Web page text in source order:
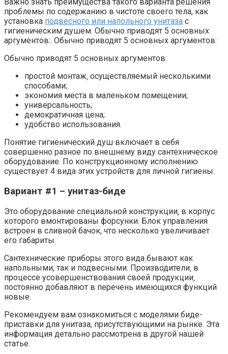
Важно знать преимущества такого варианта решения
проблемы по содержанию в чистоте своего тела, как
установка подвесного или напольного унитаза с
гигиеническим душем. Обычно приводят 5 основных
аргументов:. Обычно приводят 5 основных аргументов:
Обычно приводят 5 основных аргументов:
простой монтаж‚ осуществляемый несколькими
способами;
экономия места в маленьком помещении;
универсальность;
демократичная цена;
удобство использования.
Понятие гигиенический душ включает в себя
совершенно разное по внешнему виду сантехническое
оборудование. По конструкционному исполнению
существует 4 вида этих устройств для личной гигиены.
Вариант #1 – унитаз-биде
Это оборудование специальной конструкции‚ в корпус
которого вмонтированы форсунки. Блок управления
встроен в сливной бачок, что несколько увеличивает
его габариты.
Сантехнические приборы этого вида бывают как
напольными, так и подвесными. Производители‚ в
процессе усовершенствования своей продукции‚
постоянно добавляют в перечень имеющихся функций
новые.
Рекомендуем вам ознакомиться с моделями биде-
приставки для унитаза, присутствующими на рынке. Эта
информация детально рассмотрена в другой нашей
статье.